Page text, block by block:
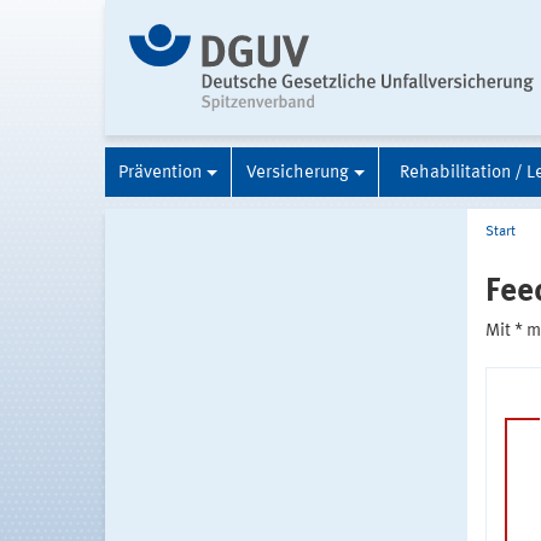
Prävention Versicherung Rehabilitation /
Start
Mit *